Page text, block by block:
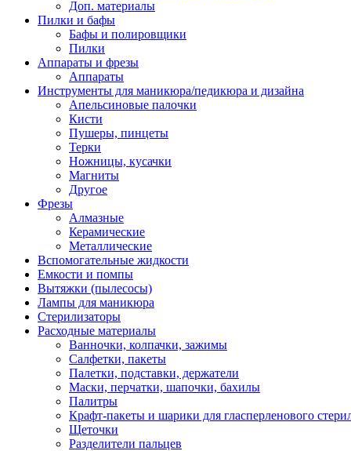
Доп. материалы
Пилки и бафы
Бафы и полировщики
Пилки
Аппараты и фрезы
Аппараты
Инструменты для маникюра/педикюра и дизайна
Апельсиновые палочки
Кисти
Пушеры, пинцеты
Терки
Ножницы, кусачки
Магниты
Другое
Фрезы
Алмазные
Керамические
Металлические
Вспомогательные жидкости
Емкости и помпы
Вытяжки (пылесосы)
Лампы для маникюра
Стерилизаторы
Расходные материалы
Ванночки, колпачки, зажимы
Салфетки, пакеты
Палетки, подставки, держатели
Маски, перчатки, шапочки, бахилы
Палитры
Крафт-пакеты и шарики для гласперленового
Щеточки
Разделители пальцев